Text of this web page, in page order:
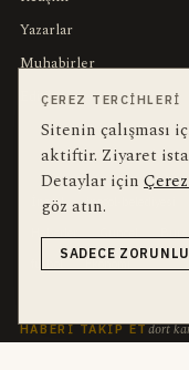
Yazarlar
Muhabirler
Editörler
YEREL ARANANLAR bu
İnegöl inegol-belediyesi
HABERI TAKIP ETdört
ÇEREZ TERCIHLERI
Sitenin çalışması
aktiftir. Ziyaret
Detaylar için
göz atın.
SADECE ZORUNLU